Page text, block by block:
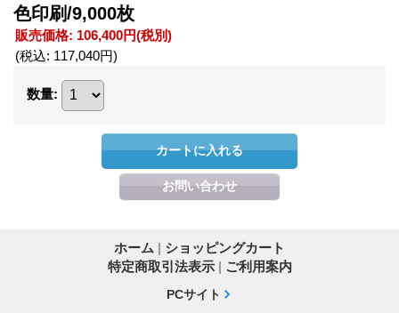
色印刷/9,000枚
販売価格: 106,400円(税別)
(税込: 117,040円)
数量:
ホーム | ショッピングカート
特定商取引法表示 | ご利用案内
PCサイト